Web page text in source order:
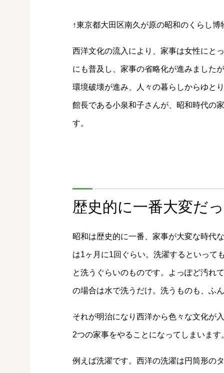
↑東京都大田区南久が原の昭和のくらし博
西洋文化の流入により、家事は女性にと
にも普及し、家事の省略化が進みました
環境破壊が進み、人々の暮らしからゆと
館長である小泉和子さんが、昭和時代の
す。
歴史的に一番大変だ
昭和は歴史的に一番、家事が大変な時代
は1ヶ月に1回ぐらい。洗濯するといって
と洗うぐらいのものです。よっぽど汚れ
の場合は水で洗うだけ。洗うものも、ふ
それが明治になり西洋から色々な文化が
2つの家事をやることになってしまいます
例えば洗濯です。西洋の洗濯は円筒形の